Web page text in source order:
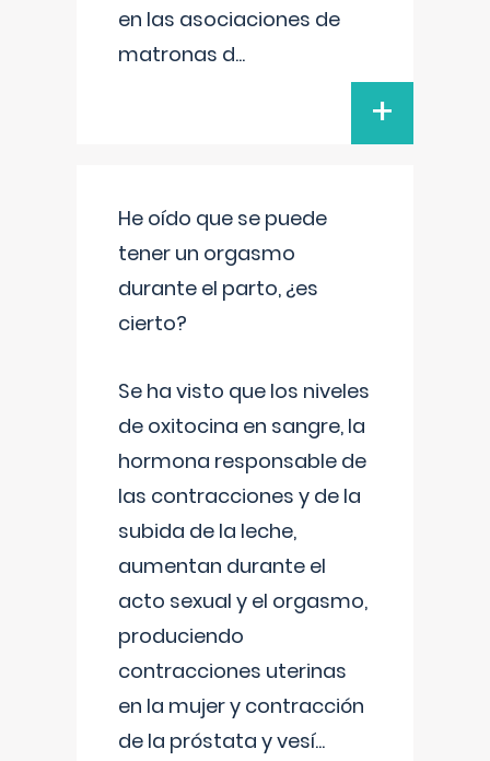
en las asociaciones de
matronas d...
+
He oído que se puede
tener un orgasmo
durante el parto, ¿es
cierto?
Se ha visto que los niveles
de oxitocina en sangre, la
hormona responsable de
las contracciones y de la
subida de la leche,
aumentan durante el
acto sexual y el orgasmo,
produciendo
contracciones uterinas
en la mujer y contracción
de la próstata y vesí...